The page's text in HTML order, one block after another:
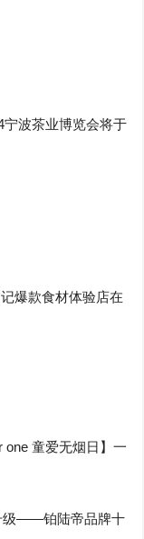
宁波茶业博览会将于
爆款食材体验店在
one 童爱无烟日】一
级——铂陆帝品牌十